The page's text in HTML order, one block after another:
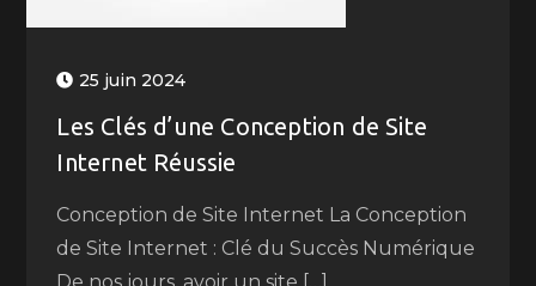
25 juin 2024
Les Clés d’une Conception de Site
Internet Réussie
Conception de Site Internet La Conception
de Site Internet : Clé du Succès Numérique